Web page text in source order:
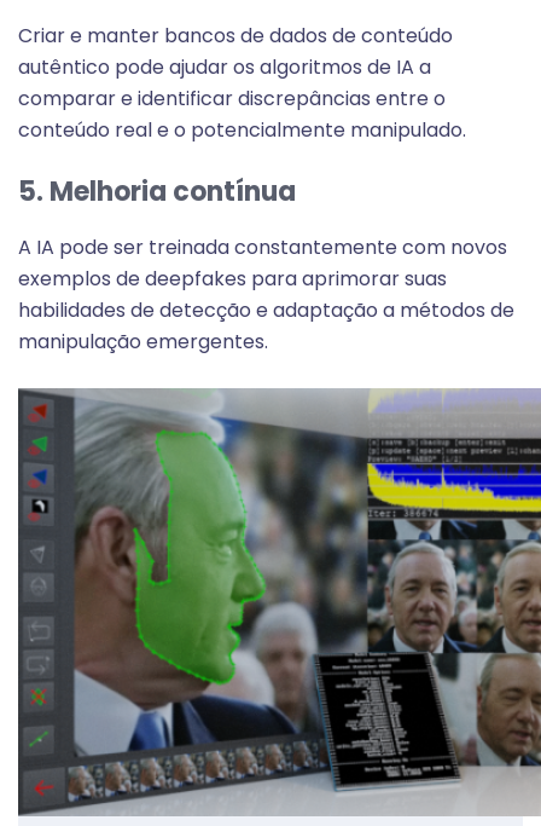
Criar e manter bancos de dados de conteúdo
autêntico pode ajudar os algoritmos de IA a
comparar e identificar discrepâncias entre o
conteúdo real e o potencialmente manipulado.
5. Melhoria contínua
A IA pode ser treinada constantemente com novos
exemplos de deepfakes para aprimorar suas
habilidades de detecção e adaptação a métodos de
manipulação emergentes.